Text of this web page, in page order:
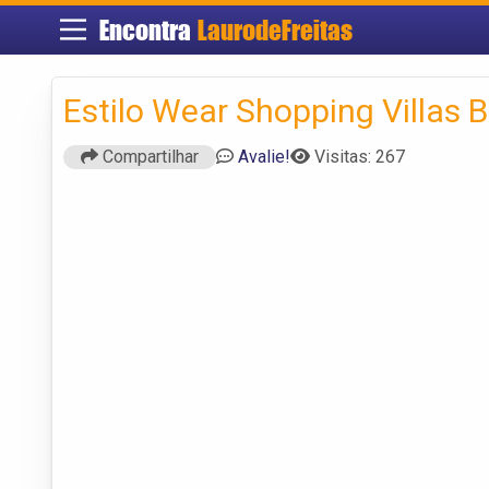
Encontra LaurodeFreitas
Estilo Wear Shopping Villas
Compartilhar Avalie! Visitas: 267